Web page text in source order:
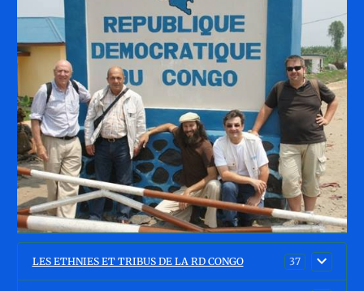
LES ETHNIES ET TRIBUS DE LA RD CONGO 37